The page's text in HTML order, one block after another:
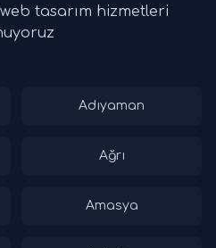
tasarım hizmetleri
Adıyaman
Ağrı
Amasya